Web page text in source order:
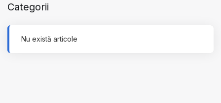
Categorii
Nu există articole